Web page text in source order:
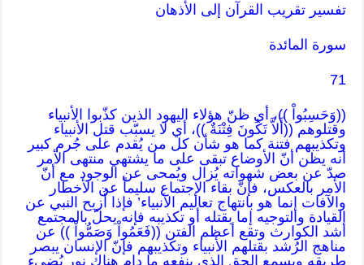
تفسير تقريب القرآن إلى الأذهان
سورة المائدة
71
((وَحَسِبُواْ ))، أي ظنّ هؤلاء اليهود الذين كذّبوا الأنبياء
وقتلوهم ((أَلاَّ تَكُونَ فِتْنَةٌ ))، أي لا يسبّب قتل الأنبياء
وتكذيبهم فتنة كما هو شأن كل من يُقدم على جُرم كبير
أنه يظن أنّ الأوضاع تبقى على ما يشتهي منتهى الأمر
صدّ عن بعض شهواته يُزال ويُمحى عن الوجود مع أنّ
الأمر بالعكس، فإنّ بقاء الإجتماع سليماً عن الأخطار
والآفات إنما هو بانتهاج تعاليم الأنبياء’ فإذا أُزيح النبي عن
القيادة والتوجيه إما بقتله أو تكذيبه فإنه يحلّ بالمجتمع
أشد الكوارث وتقع أعظم الفتن ((فَعَمُواْ وَصَمُّواْ )) عن
مناهج الرُشد بقتلهم الأنبياء وتكذيبهم فإنّ الإنسان يبصر
طريقه ويسمع الحق الذي ينفعه ما دام هناك نور يُضيء